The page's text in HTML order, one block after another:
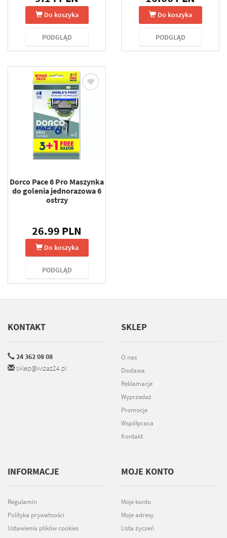
Do koszyka
PODGLĄD
Do koszyka
PODGLĄD
Dorco Pace 6 Pro Maszynka
do golenia jednorazowa 6
ostrzy
26.99 PLN
Do koszyka
PODGLĄD
KONTAKT
24 362 08 08
sklep@wizaz24.pl
SKLEP
O nas
Dostawa
Reklamacje
Wyprzedaż
Promocje
Współpraca
Kontakt
INFORMACJE
Regulamin
Polityka prywatności
Ustawienia plików cookies
MOJE KONTO
Moje konto
Moje adresy
Lista życzeń